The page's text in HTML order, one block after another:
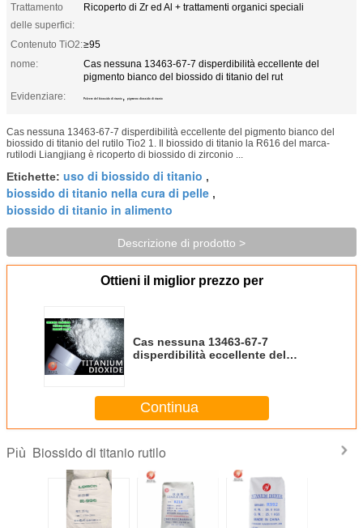
Trattamento
delle superfici:
Ricoperto di Zr ed Al + trattamenti organici speciali
Contenuto TiO2:≥95
nome:
Cas nessuna 13463-67-7 disperdibilità eccellente del
pigmento bianco del biossido di titanio del rut
Evidenziare:
Polvere del biossido di titanio , pigmento diossido di titanio
Cas nessuna 13463-67-7 disperdibilità eccellente del pigmento bianco del
biossido di titanio del rutilo Tio2 1. Il biossido di titanio la R616 del marca-
rutilodi Liangjiang è ricoperto di biossido di zirconio ...
Etichette: uso di biossido di titanio ,
biossido di titanio nella cura di pelle ,
biossido di titanio in alimento
Descrizione di prodotto >
Ottieni il miglior prezzo per
Cas nessuna 13463-67-7
disperdibilità eccellente del
Continua
Più Biossido di titanio rutilo